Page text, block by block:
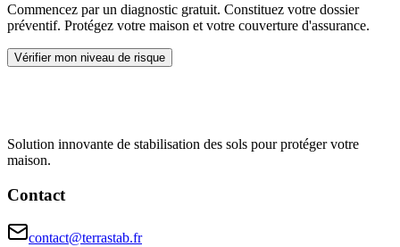
Commencez par un diagnostic gratuit. Constituez votre dossier
préventif. Protégez votre maison et votre couverture d'assurance.
Vérifier mon niveau de risque
Solution innovante de stabilisation des sols pour protéger votre
maison.
Contact
contact@terrastab.fr